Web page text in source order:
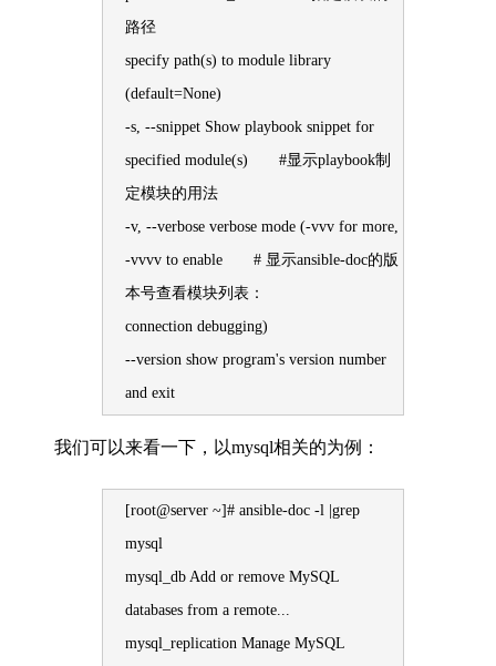
路径
specify path(s) to module library
(default=None)
-s, --snippet Show playbook snippet for
specified module(s) #显示playbook制
定模块的用法
-v, --verbose verbose mode (-vvv for more,
-vvvv to enable # 显示ansible-doc的版
本号查看模块列表：
connection debugging)
--version show program's version number
and exit
我们可以来看一下，以mysql相关的为例：
[root@server ~]# ansible-doc -l |grep
mysql
mysql_db Add or remove MySQL
databases from a remote...
mysql_replication Manage MySQL